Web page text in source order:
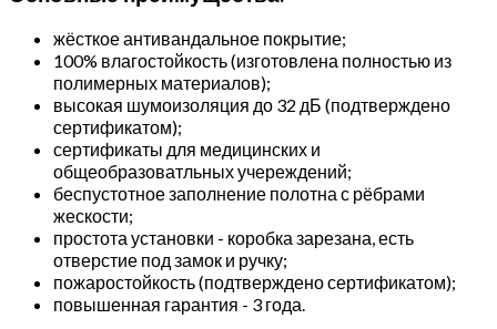
жёсткое антивандальное покрытие;
100% влагостойкость (изготовлена полностью из
полимерных материалов);
высокая шумоизоляция до 32 дБ (подтверждено
сертификатом);
сертификаты для медицинских и
общеобразоватльных учереждений;
беспустотное заполнение полотна с рёбрами
жескости;
простота установки - коробка зарезана, есть
отверстие под замок и ручку;
пожаростойкость (подтверждено сертификатом);
повышенная гарантия - 3 года.